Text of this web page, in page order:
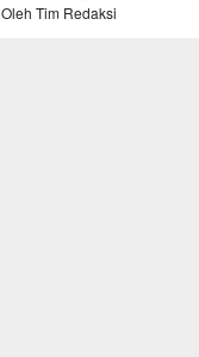
Oleh Tim Redaksi